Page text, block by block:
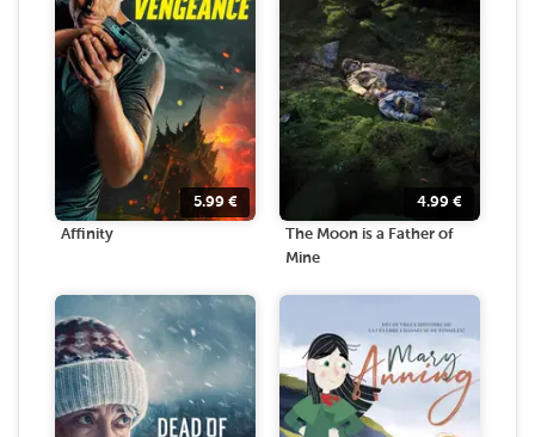
5.99 €
Affinity
4.99 €
The Moon is a Father of
Mine